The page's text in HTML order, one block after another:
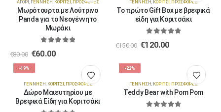
ΑΓΌΡΙ , ΓΈΝΝΗΣΗ, ΚΟΡΊΤΣΙ , ΠΡΟΣΦΟΡΈΣ
Μωρότουρτα με Λούτρινο
Panda για το Νεογέννητο
Μωράκι
€80.00 €60.00
ΓΈΝΝΗΣΗ, ΚΟΡΊΤΣΙ , ΠΡΟΣΦΟΡΈΣ
Το πρώτο Gift Box με βρεφικά
είδη για Κοριτσάκι
€150.00 €120.00
-19%
ΓΈΝΝΗΣΗ ΚΟΡΊΤΣΙ ΠΡΟΣΦΟΡΈΣ
Δώρο Μαιευτηρίου με
Βρεφικά Είδη για Κοριτσάκι
-22%
ΓΈΝΝΗΣΗ ΚΟΡΊΤΣΙ ΠΡΟΣΦΟΡΈΣ
Teddy Bear with Pom Pom